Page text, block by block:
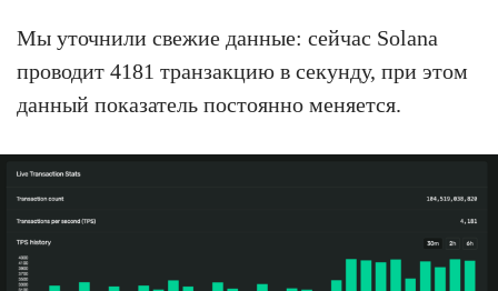
Мы уточнили свежие данные: сейчас Solana
проводит 4181 транзакцию в секунду, при этом
данный показатель постоянно меняется.